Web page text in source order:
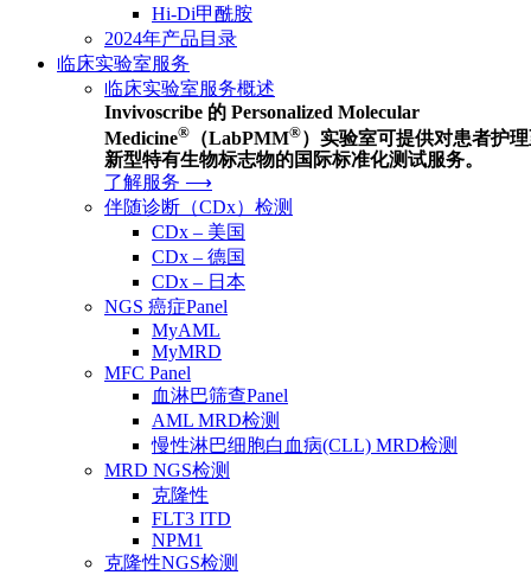
Hi-Di甲酰胺
2024年产品目录
临床实验室服务
临床实验室服务概述
Invivoscribe 的 Personalized Molecular
Medicine® （LabPMM®）实验室可提供对患者护
新型特有生物标志物的国际标准化测试服务。
了解服务 ⟶
伴随诊断（CDx）检测
CDx – 美国
CDx – 德国
CDx – 日本
NGS 癌症Panel
MyAML
MyMRD
MFC Panel
血淋巴筛查Panel
AML MRD检测
慢性淋巴细胞白血病(CLL) MRD检测
MRD NGS检测
克隆性
FLT3 ITD
NPM1
克隆性NGS检测